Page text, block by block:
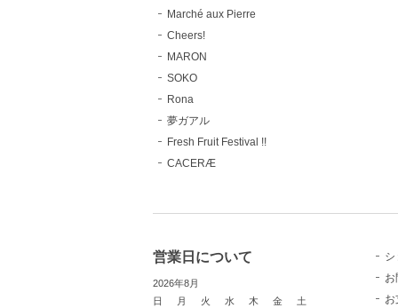
Marché aux Pierre
Cheers!
MARON
SOKO
Rona
夢ガアル
Fresh Fruit Festival !!
CACERÆ
営業日について
2026年8月
日
月 火 水 木 金 土
シ
お
お